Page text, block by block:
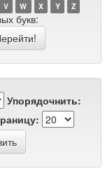
V W X Y Z
букв:
Упорядочнить: